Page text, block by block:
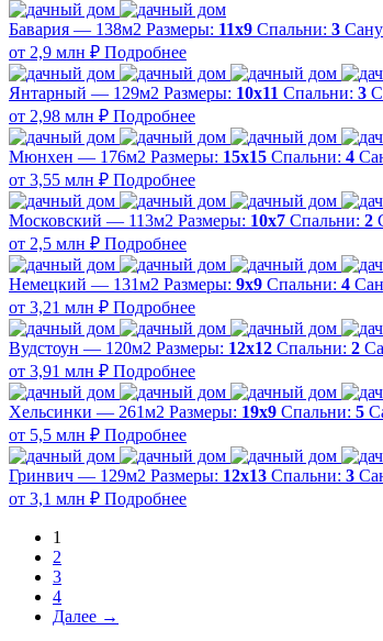
Бавария — 138м2 Размеры: 11х9 Спальни: 3
от 2,9 млн ₽ Подробнее
Янтарный — 129м2 Размеры: 10х11 Спальни: 3
от 2,98 млн ₽ Подробнее
Мюнхен — 176м2 Размеры: 15х15 Спальни: 4
от 3,55 млн ₽ Подробнее
Московский — 113м2 Размеры: 10х7 Спальни: 2
от 2,5 млн ₽ Подробнее
Немецкий — 131м2 Размеры: 9х9 Спальни: 4
от 3,21 млн ₽ Подробнее
Вудстоун — 120м2 Размеры: 12х12 Спальни: 2
от 3,91 млн ₽ Подробнее
Хельсинки — 261м2 Размеры: 19х9 Спальни: 5
от 5,5 млн ₽ Подробнее
Гринвич — 129м2 Размеры: 12х13 Спальни: 3
от 3,1 млн ₽ Подробнее
1
2
3
4
Далее →